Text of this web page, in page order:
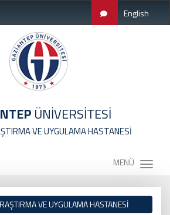
English
ÜNİVERSİTESİ
VE UYGULAMA HASTANESİ
MENÜ
VE UYGULAMA HASTANESİ